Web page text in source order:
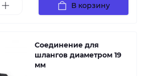
В корзину
Соединение для
шлангов диаметром 19
мм